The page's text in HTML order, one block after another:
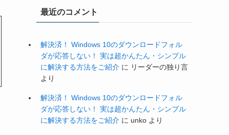
最近のコメント
解決済！ Windows 10のダウンロードフォル
ダが応答しない！ 実は超かんたん・シンプル
に解決する方法をご紹介 に リーダーの独り言
より
解決済！ Windows 10のダウンロードフォル
ダが応答しない！ 実は超かんたん・シンプル
に解決する方法をご紹介 に unko より